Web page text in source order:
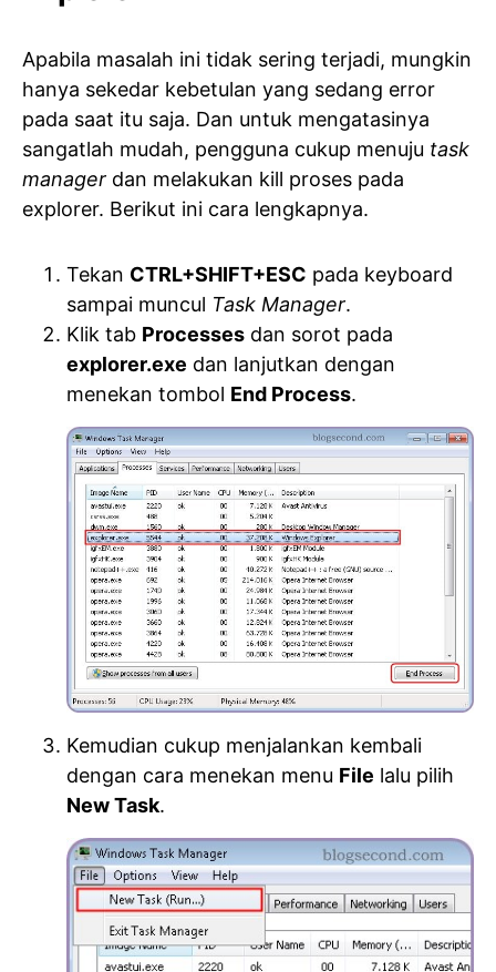
Apabila masalah ini tidak sering terjadi, mungkin
hanya sekedar kebetulan yang sedang error
pada saat itu saja. Dan untuk mengatasinya
sangatlah mudah, pengguna cukup menuju task
manager dan melakukan kill proses pada
explorer. Berikut ini cara lengkapnya.
Tekan CTRL+SHIFT+ESC pada keyboard
sampai muncul Task Manager.
Klik tab Processes dan sorot pada
explorer.exe dan lanjutkan dengan
menekan tombol End Process.
Kemudian cukup menjalankan kembali
dengan cara menekan menu File lalu pilih
New Task.